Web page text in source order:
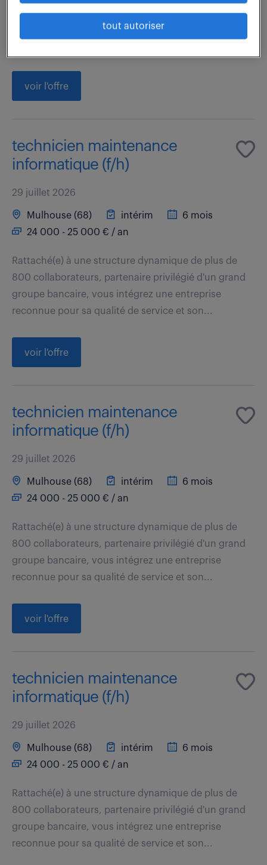
l'entretien optimal comme Technicien de
maintenance (F/H) ? Dans le cadre de ce poste, vous
voir l'offre
technicien maintenance
informatique (f/h)
29 juillet 2026
Mulhouse (68) intérim
6 mois
24 000 - 25 000 € / an
Rattaché(e) à une structure dynamique de plus de
800 collaborateurs, partenaire privilégié d'un grand
groupe bancaire, vous intégrez une entreprise
reconnue pour sa qualité de service et son...
voir l'offre
technicien maintenance
informatique (f/h)
29 juillet 2026
Mulhouse (68) intérim
6 mois
24 000 - 25 000 € / an
Rattaché(e) à une structure dynamique de plus de
800 collaborateurs, partenaire privilégié d'un grand
groupe bancaire, vous intégrez une entreprise
reconnue pour sa qualité de service et son...
voir l'offre
technicien maintenance
informatique (f/h)
29 juillet 2026
Mulhouse (68) intérim
6 mois
24 000 - 25 000 € / an
Rattaché(e) à une structure dynamique de plus de
800 collaborateurs, partenaire privilégié d'un grand
groupe bancaire, vous intégrez une entreprise
reconnue pour sa qualité de service et son...
tout autoriser